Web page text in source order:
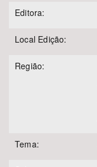
Editora:
Local Edição:
Região:
Tema: